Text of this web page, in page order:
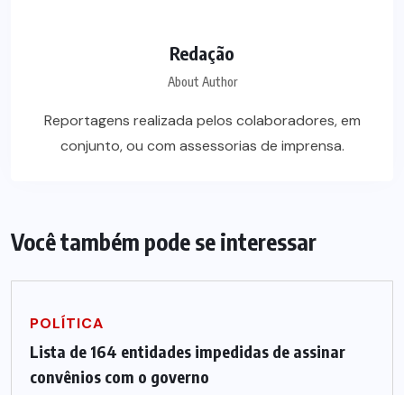
Redação
About Author
Reportagens realizada pelos colaboradores, em
conjunto, ou com assessorias de imprensa.
Você também pode se interessar
POLÍTICA
Lista de 164 entidades impedidas de assinar
convênios com o governo